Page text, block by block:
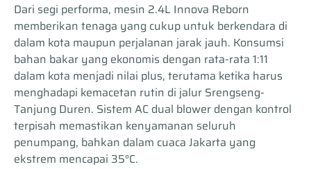
Dari segi performa, mesin 2.4L Innova Reborn
memberikan tenaga yang cukup untuk berkendara di
dalam kota maupun perjalanan jarak jauh. Konsumsi
bahan bakar yang ekonomis dengan rata-rata 1:11
dalam kota menjadi nilai plus, terutama ketika harus
menghadapi kemacetan rutin di jalur Srengseng-
Tanjung Duren. Sistem AC dual blower dengan kontrol
terpisah memastikan kenyamanan seluruh
penumpang, bahkan dalam cuaca Jakarta yang
ekstrem mencapai 35°C.